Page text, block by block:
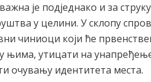
је подједнако и за
у целини. У склопу
чиниоци који ће
њима, утицати на
очувању идентитета места.